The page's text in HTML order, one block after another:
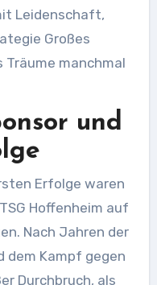
Leidenschaft,
Großes
Träume manchmal
und
Erfolge waren
Hoffenheim auf
Nach Jahren der
dem Kampf gegen
Durchbruch, als